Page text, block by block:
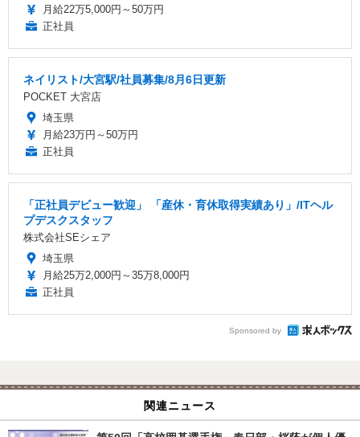
月給22万5,000円～50万円
正社員
ネイリスト/大宮駅/社員募集/8月6日更新
POCKET 大宮店
埼玉県
月給23万円～50万円
正社員
「正社員デビュー歓迎」 「産休・育休取得実績あり」/ITヘル
プデスクスタッフ
株式会社SEシェア
埼玉県
月給25万2,000円～35万8,000円
正社員
Sponsored by
関連ニュース